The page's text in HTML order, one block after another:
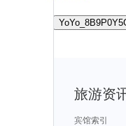
旅游资
宾馆索引